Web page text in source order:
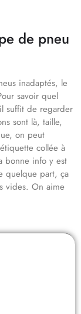
de pneu
inadaptés, le
savoir quel
suffit de regarder
sont là, taille,
on peut
collée à
bonne info y est
quelque part, ça
vides. On aime